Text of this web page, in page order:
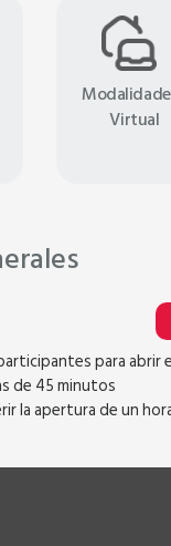
Virtual
para abrir
de 45 minutos
la apertura de un